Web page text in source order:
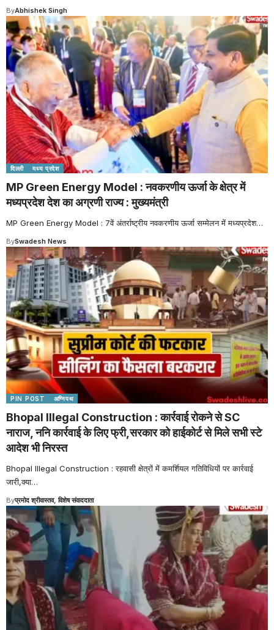
ByAbhishek Singh
दिल्ली मध्य प्रदेश
MP Green Energy Model : नवकरणीय ऊर्जा के क्षेत्र में
मध्यप्रदेश देश का अग्रणी राज्य : मुख्यमंत्री
MP Green Energy Model : 7वें अंतर्राष्ट्रीय नवकरणीय ऊर्जा सम्मेलन में मध्यप्रदेश…
BySwadesh News
PIN POST अग्निपथ
Bhopal Illegal Construction : कार्रवाई रोकने से SC
नाराज, ननि कार्रवाई के लिए फ्री,सरकार को हाईकोर्ट से मिले सभी स्टे
आदेश भी निरस्त
Bhopal Illegal Construction : रहवासी क्षेत्रों में कमर्शियल गतिविधियों पर कार्रवाई
जारी,क्या…
Byप्रमोद श्रीवास्तव, विशेष संवाददाता